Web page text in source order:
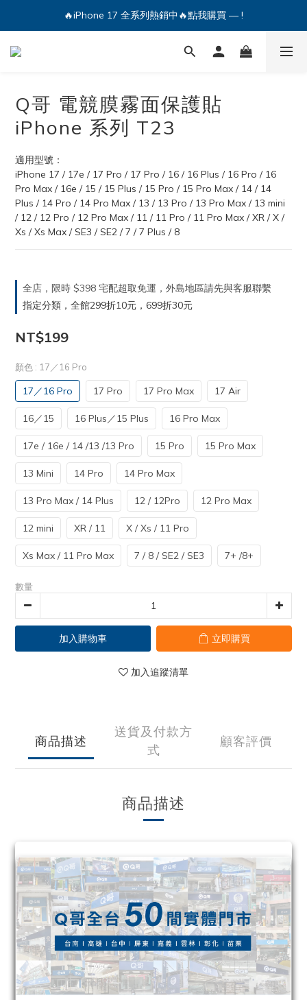
🔥iPhone 17 全系列熱銷中🔥點我購買 — !
🔥iPhone 17 全系列熱銷中🔥點我購買 — !
Q哥 電競膜霧面保護貼
iPhone 系列 T23
適用型號：
iPhone 17 / 17e / 17 Pro / 17 Pro / 16 / 16 Plus / 16 Pro / 16
Pro Max / 16e / 15 / 15 Plus / 15 Pro / 15 Pro Max / 14 / 14
Plus / 14 Pro / 14 Pro Max / 13 / 13 Pro / 13 Pro Max / 13 mini
/ 12 / 12 Pro / 12 Pro Max / 11 / 11 Pro / 11 Pro Max / XR / X /
Xs / Xs Max / SE3 / SE2 / 7 / 7 Plus / 8
全店，限時 $398 宅配超取免運，外島地區請先與客服聯繫
指定分類，全館299折10元，699折30元
NT$199
顏色 : 17／16 Pro
17／16 Pro 17 Pro 17 Pro Max 17 Air
16／15 16 Plus／15 Plus 16 Pro Max
17e / 16e / 14 /13 /13 Pro 15 Pro 15 Pro Max
13 Mini 14 Pro 14 Pro Max
13 Pro Max / 14 Plus 12 / 12Pro 12 Pro Max
12 mini XR / 11 X / Xs / 11 Pro
Xs Max / 11 Pro Max 7 / 8 / SE2 / SE3 7+ /8+
數量
加入購物車 立即購買
加入追蹤清單
商品描述
送貨及付款方
式
顧客評價
商品描述